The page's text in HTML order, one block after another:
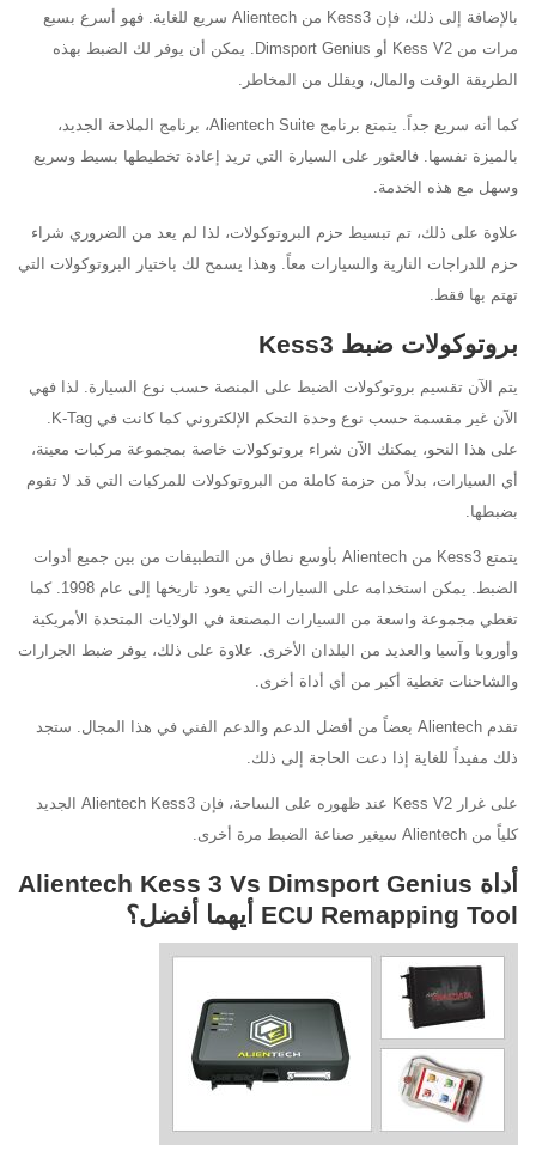
بالإضافة إلى ذلك، فإن Kess3 من Alientech سريع للغاية. فهو أسرع بسبع
مرات من Kess V2 أو Dimsport Genius. يمكن أن يوفر لك الضبط بهذه
الطريقة الوقت والمال، ويقلل من المخاطر.
كما أنه سريع جداً. يتمتع برنامج Alientech Suite، برنامج الملاحة الجديد،
بالميزة نفسها. فالعثور على السيارة التي تريد إعادة تخطيطها بسيط وسريع
وسهل مع هذه الخدمة.
علاوة على ذلك، تم تبسيط حزم البروتوكولات، لذا لم يعد من الضروري شراء
حزم للدراجات النارية والسيارات معاً. وهذا يسمح لك باختيار البروتوكولات التي
تهتم بها فقط.
بروتوكولات ضبط Kess3
يتم الآن تقسيم بروتوكولات الضبط على المنصة حسب نوع السيارة. لذا فهي
الآن غير مقسمة حسب نوع وحدة التحكم الإلكتروني كما كانت في K-Tag.
على هذا النحو، يمكنك الآن شراء بروتوكولات خاصة بمجموعة مركبات معينة،
أي السيارات، بدلاً من حزمة كاملة من البروتوكولات للمركبات التي قد لا تقوم
بضبطها.
يتمتع Kess3 من Alientech بأوسع نطاق من التطبيقات من بين جميع أدوات
الضبط. يمكن استخدامه على السيارات التي يعود تاريخها إلى عام 1998. كما
تغطي مجموعة واسعة من السيارات المصنعة في الولايات المتحدة الأمريكية
وأوروبا وآسيا والعديد من البلدان الأخرى. علاوة على ذلك، يوفر ضبط الجرارات
والشاحنات تغطية أكبر من أي أداة أخرى.
تقدم Alientech بعضاً من أفضل الدعم والدعم الفني في هذا المجال. ستجد
ذلك مفيداً للغاية إذا دعت الحاجة إلى ذلك.
على غرار Kess V2 عند ظهوره على الساحة، فإن Alientech Kess3 الجديد
كلياً من Alientech سيغير صناعة الضبط مرة أخرى.
أداة Alientech Kess 3 Vs Dimsport Genius
ECU Remapping Tool أيهما أفضل؟